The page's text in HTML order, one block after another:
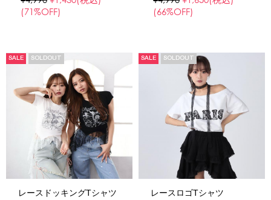
(71%OFF)
(66%OFF)
SALE SOLDOUT
レースドッキングTシャツ
SALE SOLDOUT
レースロゴTシャツ